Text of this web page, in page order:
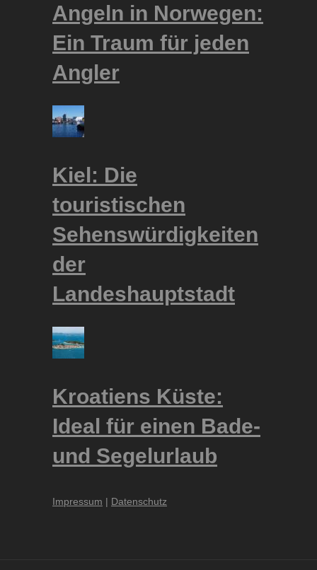
Angeln in Norwegen:
Ein Traum für jeden
Angler
Kiel: Die
touristischen
Sehenswürdigkeiten
der
Landeshauptstadt
Kroatiens Küste:
Ideal für einen Bade-
und Segelurlaub
Impressum | Datenschutz